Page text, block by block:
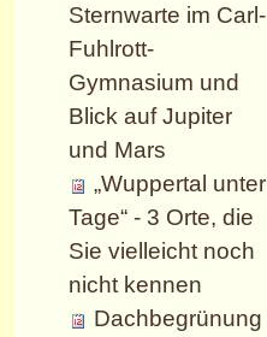
Sternwarte im Carl-
Fuhlrott-
Gymnasium und
Blick auf Jupiter
und Mars
„Wuppertal unter
Tage“ - 3 Orte, die
Sie vielleicht noch
nicht kennen
Dachbegrünung